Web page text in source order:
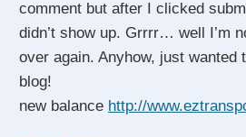
comment but after I clicked
didn’t show up. Grrrr… well I’m
over again. Anyhow, just wanted
blog!
new balance http://